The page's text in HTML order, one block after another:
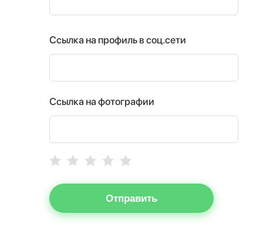
Ссылка на профиль в соц.сети
Ссылка на фотографии
Отправить